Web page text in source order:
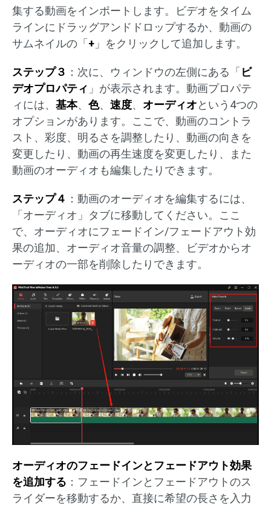
集する動画をインポートします。ビデオをタイム
ラインにドラッグアンドドロップするか、動画の
サムネイルの「 + 」をクリックして追加します。
ステップ３ ：次に、ウィンドウの左側にある「 ビ
デオプロパティ 」が表示されます。動画プロパテ
ィには、 基本、 色、 速度、 オーディオという4つの
オプションがあります。ここで、動画のコントラ
スト、彩度、明るさを調整したり、動画の向きを
変更したり、動画の再生速度を変更したり、また
動画のオーディオも編集したりできます。
ステップ４ ：動画のオーディオを編集するには、
「オーディオ」タブに移動してください。ここ
で、オーディオにフェードイン/フェードアウト効
果の追加、オーディオ音量の調整、ビデオからオ
ーディオの一部を削除したりできます。
オーディオのフェードインとフェードアウト効果
を追加する ：フェードインとフェードアウトのス
ライダーを移動するか、直接に希望の長さを入力